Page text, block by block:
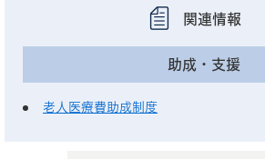
関連情報
助成・支援
老人医療費助成制度